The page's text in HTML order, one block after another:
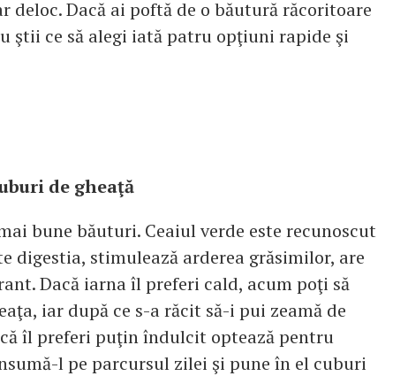
deloc. Dacă ai poftă de o băutură răcoritoare
ştii ce să alegi iată patru opţiuni rapide şi
de gheaţă
bune băuturi. Ceaiul verde este recunoscut
digestia, stimulează arderea grăsimilor, are
Dacă iarna îl preferi cald, acum poţi să
iar după ce s-a răcit să-i pui zeamă de
îl preferi puţin îndulcit optează pentru
l pe parcursul zilei şi pune în el cuburi